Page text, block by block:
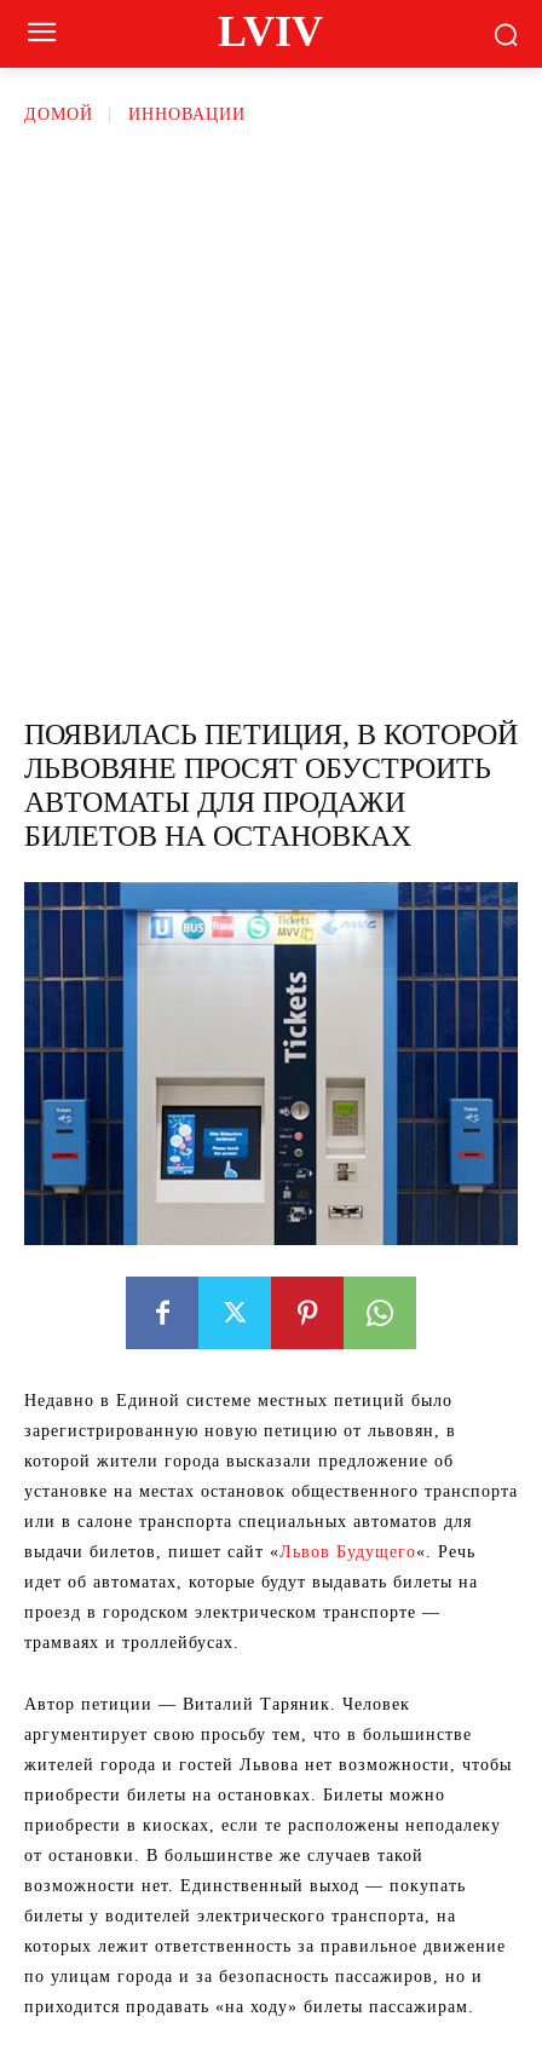
LVIV
ДОМОЙ ИННОВАЦИИ
ПОЯВИЛАСЬ ПЕТИЦИЯ, В КОТОРОЙ
ЛЬВОВЯНЕ ПРОСЯТ ОБУСТРОИТЬ
АВТОМАТЫ ДЛЯ ПРОДАЖИ
БИЛЕТОВ НА ОСТАНОВКАХ
Недавно в Единой системе местных петиций было
зарегистрированную новую петицию от львовян, в
которой жители города высказали предложение об
установке на местах остановок общественного транспорта
или в салоне транспорта специальных автоматов для
выдачи билетов, пишет сайт «Львов Будущего«. Речь
идет об автоматах, которые будут выдавать билеты на
проезд в городском электрическом транспорте —
трамваях и троллейбусах.
Автор петиции — Виталий Таряник. Человек
аргументирует свою просьбу тем, что в большинстве
жителей города и гостей Львова нет возможности, чтобы
приобрести билеты на остановках. Билеты можно
приобрести в киосках, если те расположены неподалеку
от остановки. В большинстве же случаев такой
возможности нет. Единственный выход — покупать
билеты у водителей электрического транспорта, на
которых лежит ответственность за правильное движение
по улицам города и за безопасность пассажиров, но и
приходится продавать «на ходу» билеты пассажирам.